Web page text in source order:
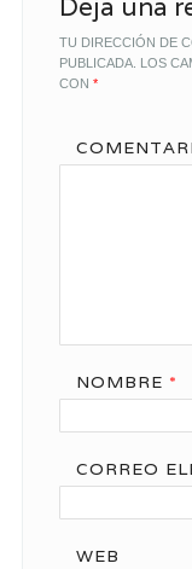
Deja una
TU DIRECCIÓN DE
PUBLICADA. LOS
CON *
NOMBRE *
CORREO
WEB